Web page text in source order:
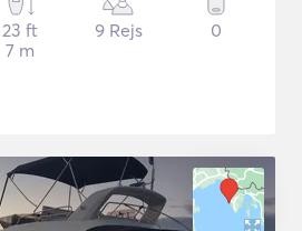
23 ft
7 m
9 Rejs 0